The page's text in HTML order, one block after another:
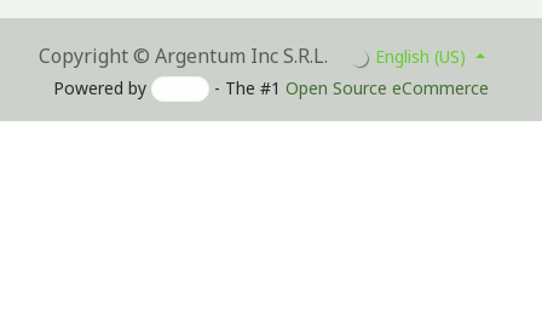
Copyright © Argentum Inc S.R.L.
English (US)
Powered by
- The #1Open Source eCommerce